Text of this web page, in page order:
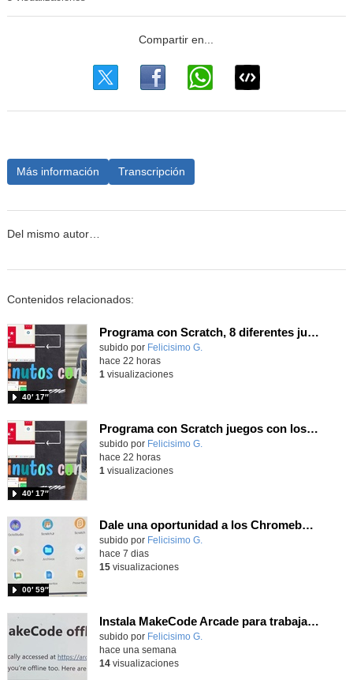
Más información Transcripción
Del mismo autor…
Contenidos relacionados:
Programa con Scratch, 8 diferentes juegos para vivir la emoción de los partidos de España en el mundial 2026
Contenido educativo.
subido por Felicisimo G.
40′ 17″
hace 22 horas
1 visualizaciones
Programa con Scratch juegos con los partidos del mundial 2026 ganados por España
Contenido educativo.
subido por Felicisimo G.
40′ 17″
hace 22 horas
1 visualizaciones
Dale una oportunidad a los Chromebooks y utiliza un proyector para realizar talleres si no tienes pantallas táctiles
Contenido educativo.
subido por Felicisimo G.
00′ 59″
hace 7 dias
15visualizaciones
Instala MakeCode Arcade para trabajar offline en tu tablet, ordenador, Chromebook
Contenido educativo.
subido por Felicisimo G.
hace una semana
14visualizaciones